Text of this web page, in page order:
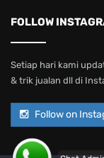
FOLLOW
Setiap hari kami
& trik jualan dll di
Follow on